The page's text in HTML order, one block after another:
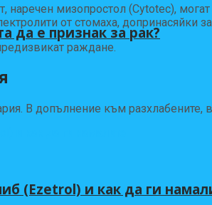
да е признак за рак?
(Ezetrol) и как да ги
наречен мизопростол (Cytotec),
от стомаха, допринасяйки
раждане.
В допълнение към